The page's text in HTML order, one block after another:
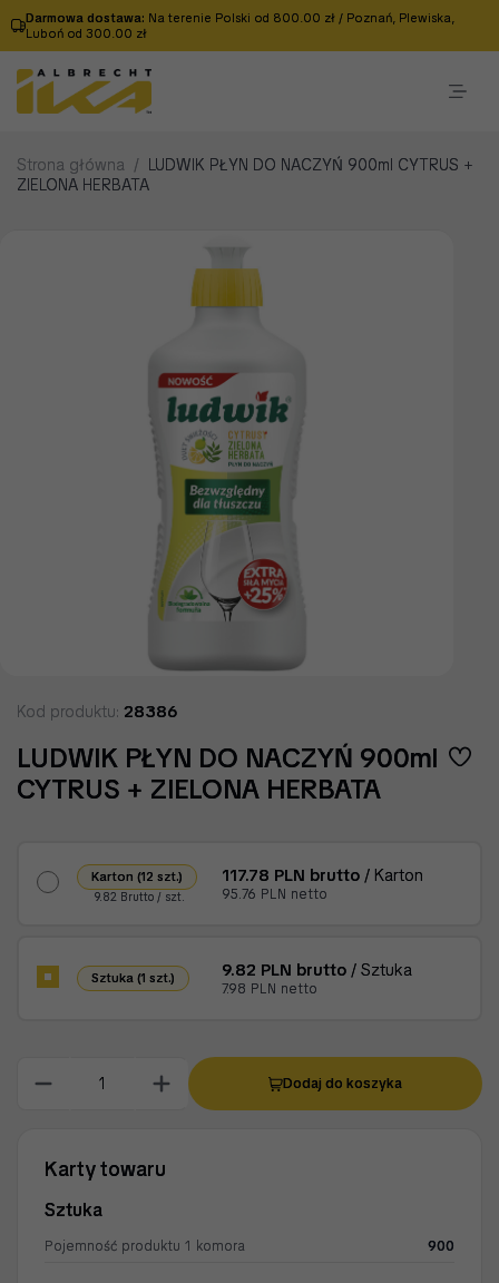
Darmowa dostawa: Na terenie Polski od 800.00 zł / Poznań, Plewiska,
Luboń od 300.00 zł
Strona główna / LUDWIK PŁYN DO NACZYŃ 900ml CYTRUS +
ZIELONA HERBATA
Kod produktu: 28386
LUDWIK PŁYN DO NACZYŃ 900ml
CYTRUS + ZIELONA HERBATA
Karton (12 szt.)
9.82 Brutto / szt.
117.78 PLN brutto/ Karton
95.76 PLN netto
Sztuka (1 szt.) 9.82 PLN brutto/ Sztuka
7.98 PLN netto
Dodaj do koszyka
Karty towaru
Sztuka
Pojemność produktu 1 komora 900